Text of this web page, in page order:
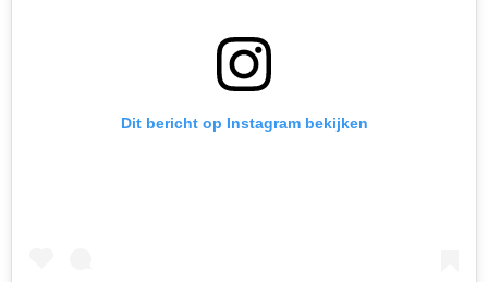
Dit bericht op Instagram bekijken